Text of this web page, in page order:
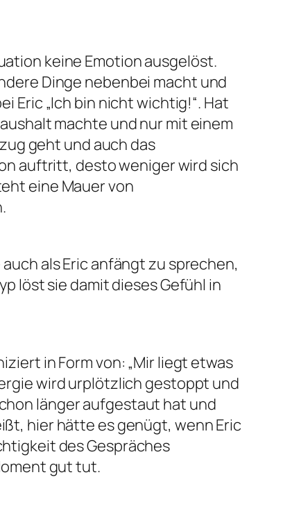
keine Emotion ausgelöst.
Dinge nebenbei macht und
Eric „Ich bin nicht wichtig!“. Hat
machte und nur mit einem
geht und auch das
auftritt, desto weniger wird sich
eine Mauer von
als Eric anfängt zu sprechen,
löst sie damit dieses Gefühl in
in Form von: „Mir liegt etwas
wird urplötzlich gestoppt und
länger aufgestaut hat und
hier hätte es genügt, wenn Eric
des Gespräches
gut tut.